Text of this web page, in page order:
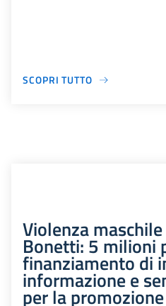
SCOPRI TUTTO
Violenza
Bonetti: 5 milioni
finanziamento di
informazione e
per la